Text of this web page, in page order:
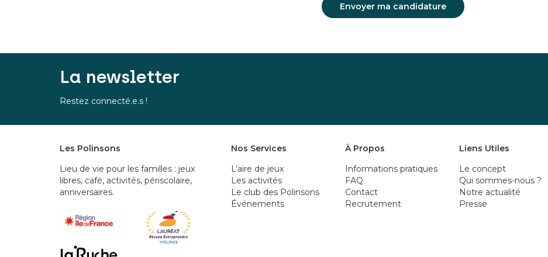
Envoyer ma candidature
La newsletter
Restez connecté.e.s !
Les Polinsons
Lieu de vie pour les familles : jeux
libres, café, activités, périscolaire,
anniversaires.
Nos Services
L’aire de jeux
Les activités
Le club des Polinsons
Événements
À Propos
Informations pratiques
FAQ
Contact
Recrutement
Liens Utiles
Le concept
Qui sommes-nous ?
Notre actualité
Presse